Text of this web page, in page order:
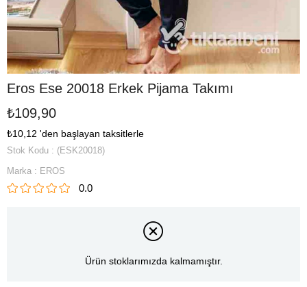
Eros Ese 20018 Erkek Pijama Takımı
₺109,90
₺10,12 'den başlayan taksitlerle
Stok Kodu
(ESK20018)
Marka : EROS
0.0
Ürün stoklarımızda kalmamıştır.